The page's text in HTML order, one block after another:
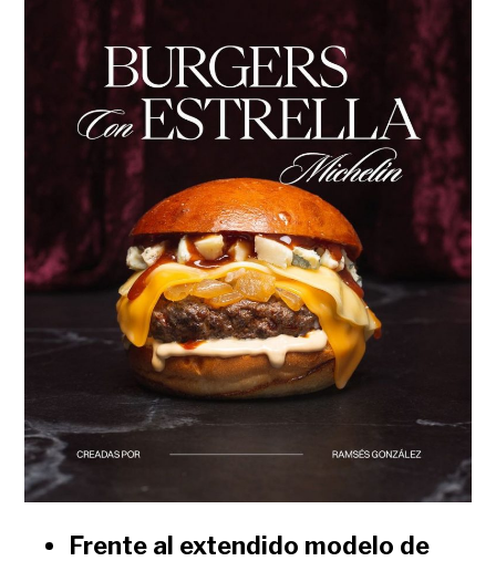
Frente al extendido modelo de